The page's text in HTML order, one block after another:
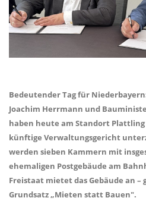
Bedeutender Tag für
Joachim Herrmann und
haben heute am Standort
künftige Verwaltungsgericht
werden sieben Kammern mit
ehemaligen Postgebäude am
Freistaat mietet das Gebäude an –
Grundsatz „Mieten statt Bauen".